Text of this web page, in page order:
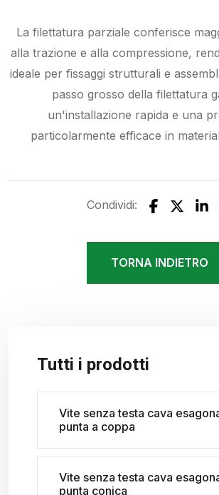
La filettatura parziale conferisce
alla trazione e alla compressione,
ideale per fissaggi strutturali e
passo grosso della filettatura
un'installazione rapida e una
particolarmente efficace in
Condividi:
TORNA INDIETRO
Tutti i prodotti
Vite senza testa cava
punta a coppa
Vite senza testa cava
punta conica